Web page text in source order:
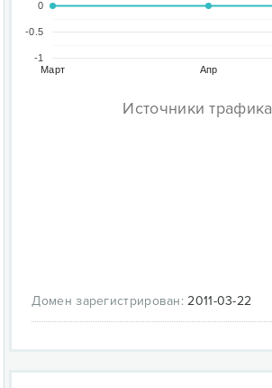
Март Апр
-1
-0.5
0
Источники трафика
Домен зарегистрирован: 2011-03-22